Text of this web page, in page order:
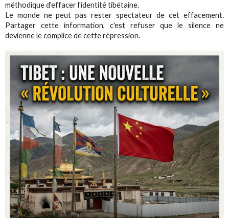
méthodique d'effacer l'identité tibétaine.
Le monde ne peut pas rester spectateur de cet effacement.
Partager cette information, c'est refuser que le silence ne
devienne le complice de cette répression.